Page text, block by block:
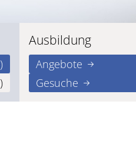
Ausbildung
Angebote
Gesuche